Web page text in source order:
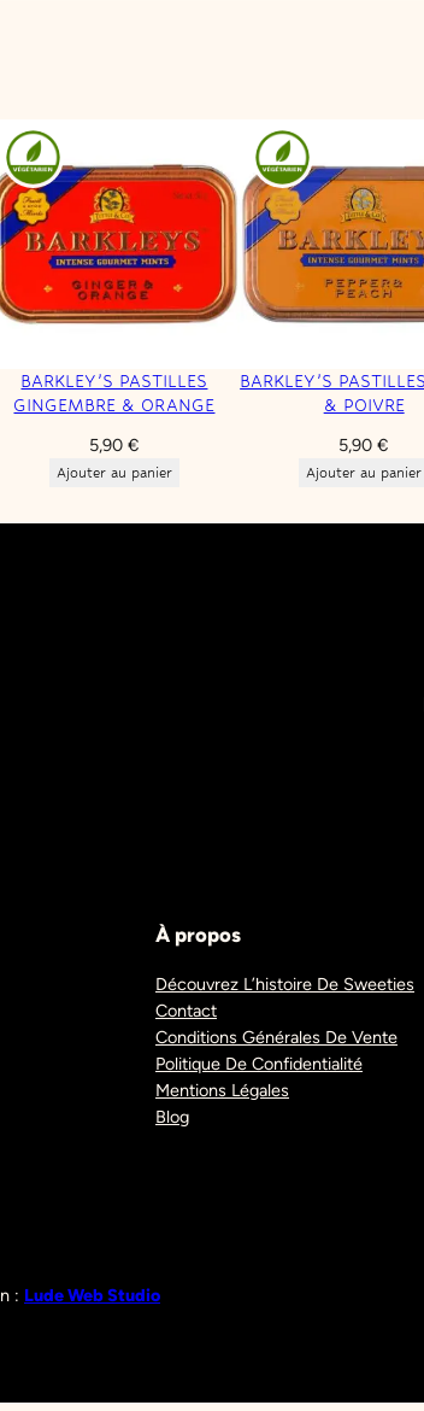
BARKLEY’S PASTILLES
GINGEMBRE & ORANGE
5,90 €
Ajouter au panier
BARKLEY’S
& POIVRE
5,90€
Ajouter au panier
À propos
Découvrez L’histoire De Sweeties
Contact
Conditions Générales De Vente
Politique De Confidentialité
Mentions Légales
Blog
: Lude Web Studio